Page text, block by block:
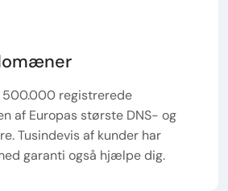
500.000 registrerede
af Europas største DNS- og
Tusindevis af kunder har
garanti også hjælpe dig.